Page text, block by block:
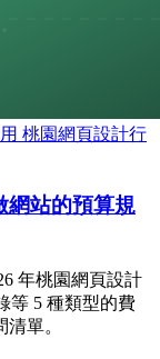
桃園網頁設計行
網站的預算規
年桃園網頁設計
等 5 種類型的費
單。